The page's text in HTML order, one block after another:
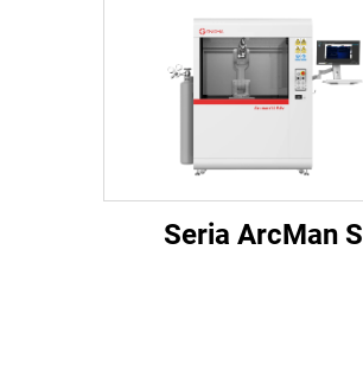
Seria ArcMan S